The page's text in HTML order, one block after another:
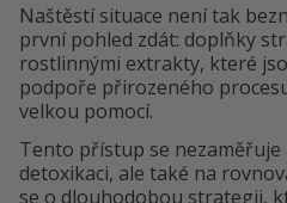
Naštěstí situace není tak
první pohled zdát: doplňky
rostlinnými extrakty, které
podpoře přirozeného
velkou pomocí.
Tento přístup se
detoxikaci, ale také na
se o dlouhodobou strategii,